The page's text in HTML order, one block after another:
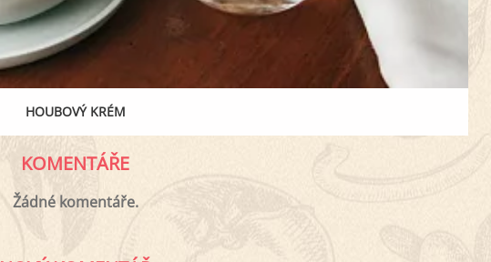
HOUBOVÝ KRÉM
KOMENTÁŘE
Žádné komentáře.